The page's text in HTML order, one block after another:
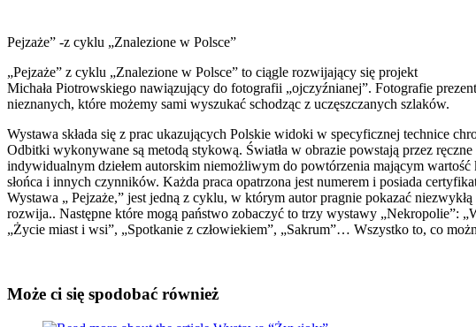
Pejzaże” -z cyklu „Znalezione w Polsce”
„Pejzaże” z cyklu „Znalezione w Polsce” to ciągle rozwijający się projekt
Michała Piotrowskiego nawiązujący do fotografii „ojczyźnianej”. Fotografie
nieznanych, które możemy sami wyszukać schodząc z uczęszczanych szlaków.
Wystawa składa się z prac ukazujących Polskie widoki w specyficznej technice
Odbitki wykonywane są metodą stykową. Światła w obrazie powstają przez
indywidualnym dziełem autorskim niemożliwym do powtórzenia mającym
słońca i innych czynników. Każda praca opatrzona jest numerem i posiada
Wystawa „ Pejzaże,” jest jedną z cyklu, w którym autor pragnie pokazać
rozwija.. Następne które mogą państwo zobaczyć to trzy wystawy „Nekropolie”:
„Życie miast i wsi”, „Spotkanie z człowiekiem”, „Sakrum”… Wszystko to, co
Może ci się spodobać również